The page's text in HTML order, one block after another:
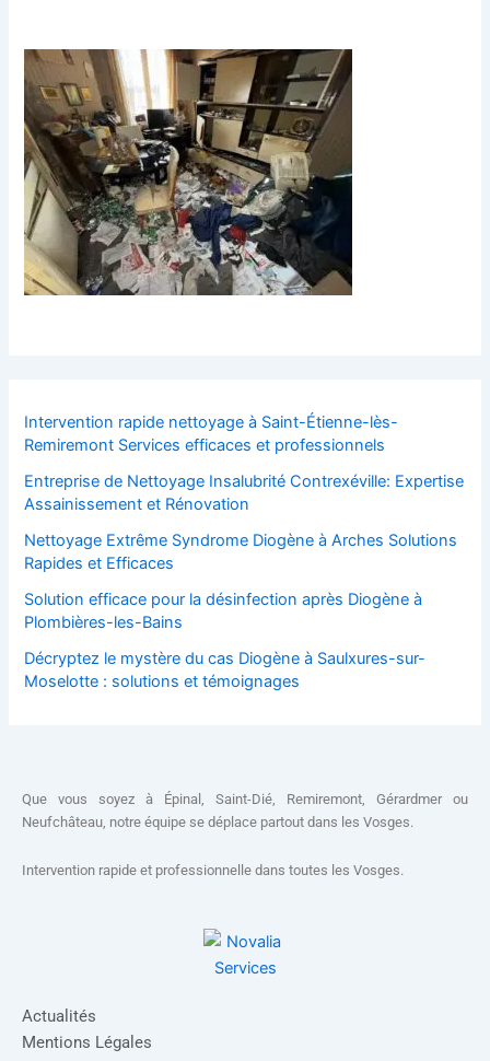
Intervention rapide nettoyage à Saint-Étienne-lès-
Remiremont Services efficaces et professionnels
Entreprise de Nettoyage Insalubrité Contrexéville: Expertise
Assainissement et Rénovation
Nettoyage Extrême Syndrome Diogène à Arches Solutions
Rapides et Efficaces
Solution efficace pour la désinfection après Diogène à
Plombières-les-Bains
Décryptez le mystère du cas Diogène à Saulxures-sur-
Moselotte : solutions et témoignages
Que vous soyez à Épinal, Saint-Dié, Remiremont, Gérardmer ou
Neufchâteau, notre équipe se déplace partout dans les Vosges.
Intervention rapide et professionnelle dans toutes les Vosges.
Actualités
Mentions Légales